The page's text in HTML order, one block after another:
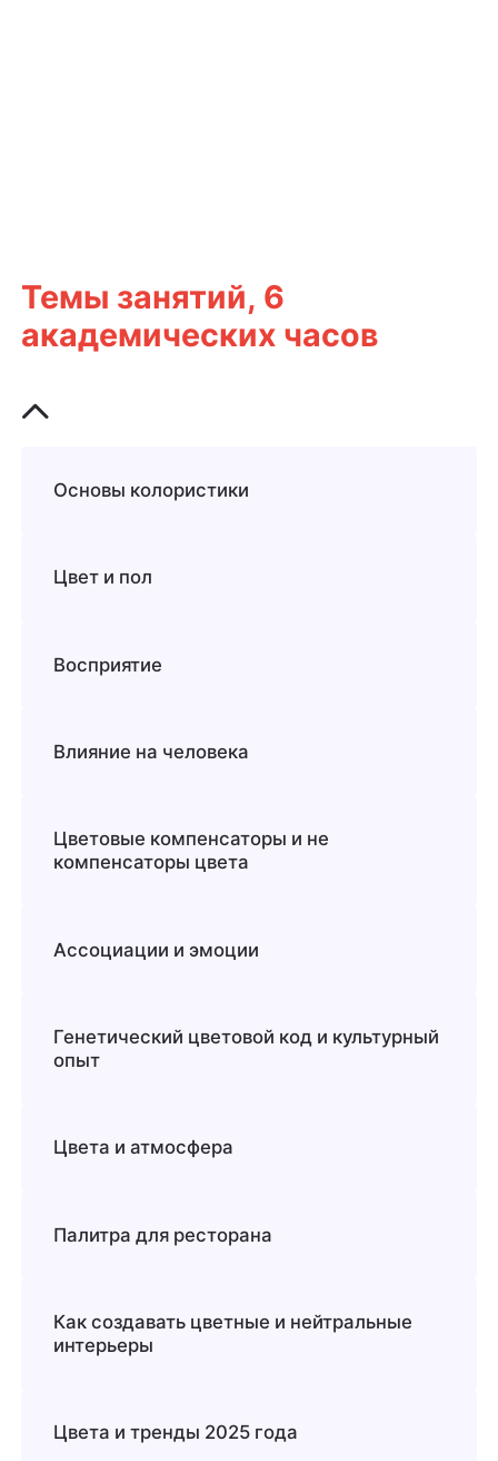
Темы занятий, 6
академических часов
Основы колористики
Цвет и пол
Восприятие
Влияние на человека
Цветовые компенсаторы и не
компенсаторы цвета
Ассоциации и эмоции
Генетический цветовой код и культурный
опыт
Цвета и атмосфера
Палитра для ресторана
Как создавать цветные и нейтральные
интерьеры
Цвета и тренды 2025 года